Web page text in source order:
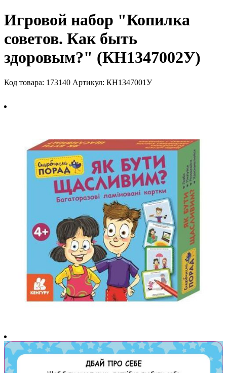
Игровой набор "Копилка
советов. Как быть
здоровым?" (КН1347002У)
Код товара: 173140 Артикул: КН1347001У